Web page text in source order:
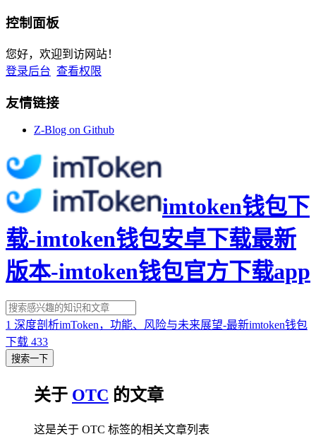
控制面板
您好，欢迎到访网站！
登录后台 查看权限
友情链接
Z-Blog on Github
imtoken钱包下
载-imtoken钱包安卓下载最新
版本-imtoken钱包官方下载app
1 深度剖析imToken，功能、风险与未来展望-最新imtoken钱包
下载 433
搜索一下
关于 OTC 的文章
这是关于 OTC 标签的相关文章列表